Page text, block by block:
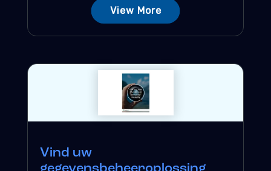
View More
Vind uw